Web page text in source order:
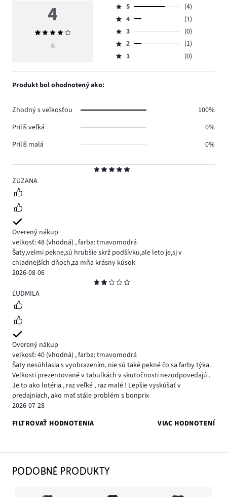
5
ZUZANA
Overený nákup
veľkosť: 48 (vhodná) ,farba: tmavomodrá
Šaty,velmi pekne,sú hrubšie skrž podšívku,ale leto je,sj v
chladnejších dňoch,za mňa krásny kúsok
2026-08-06
2
ĽUDMILA
Overený nákup
veľkosť: 40 (vhodná) ,farba: tmavomodrá
Šaty nesúhlasia s vyobrazením, nie sú také pekné čo sa farby týka.
Veľkosti prezentované v tabuľkách v skutočnosti nezodpovedajú .
Je to ako lotéria , raz veľké , raz malé ! Lepšie vyskúšať v
predajniach, ako mať stále problém s bonprix
2026-07-28
FILTROVAŤ HODNOTENIA
VIAC HODNOTENÍ
4
Priemerné
hodnotenie
6
Hodnotenie
5,
počet
hlasov
4.
5
(4)
Hodnotenie
4,
počet
hlasov
4
(1)
Hodnotenie
3,
počet
3
(0)
Hodnotenie
2,
2
(1)
Hodnotenie
1,
1 (0)
Produkt bol ohodnotený ako:
Zhodný s veľkosťou
100%
Príliš veľká
0%
Príliš malá
0%
PODOBNÉ PRODUKTY